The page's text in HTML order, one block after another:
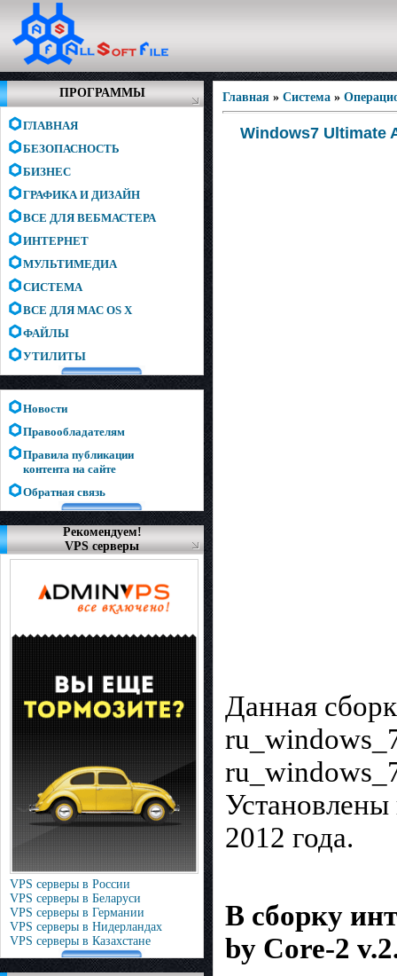
ПРОГРАММЫ
ГЛАВНАЯ
БЕЗОПАСНОСТЬ
БИЗНЕС
ГРАФИКА И ДИЗАЙН
ВСЕ ДЛЯ ВЕБМАСТЕРА
ИНТЕРНЕТ
МУЛЬТИМЕДИА
СИСТЕМА
ВСЕ ДЛЯ MAC OS X
ФАЙЛЫ
УТИЛИТЫ
Новости
Правообладателям
Правила публикации
контента на сайте
Обратная связь
Рекомендуем!
VPS серверы
VPS серверы в России
VPS серверы в Беларуси
VPS серверы в Германии
VPS серверы в Нидерландах
VPS серверы в Казахстане
Главная » Система »
Windows7 Ultimate
Данная
2012 года.
В сборку
by Core-2